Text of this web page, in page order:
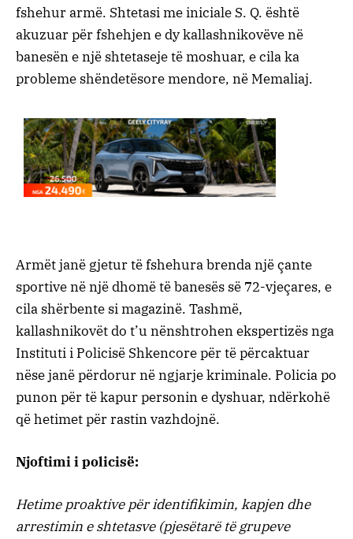
fshehur armë. Shtetasi me iniciale S. Q. është
akuzuar për fshehjen e dy kallashnikovëve në
banesën e një shtetaseje të moshuar, e cila ka
probleme shëndetësore mendore, në Memaliaj.
Armët janë gjetur të fshehura brenda një çante
sportive në një dhomë të banesës së 72-vjeçares, e
cila shërbente si magazinë. Tashmë,
kallashnikovët do t’u nënshtrohen ekspertizës nga
Instituti i Policisë Shkencore për të përcaktuar
nëse janë përdorur në ngjarje kriminale. Policia po
punon për të kapur personin e dyshuar, ndërkohë
që hetimet për rastin vazhdojnë.
Njoftimi i policisë:
Hetime proaktive për identifikimin, kapjen dhe
arrestimin e shtetasve (pjesëtarë të grupeve